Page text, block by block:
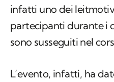
infatti uno dei
partecipanti durante i
sono susseguiti nel
L’evento, infatti, ha